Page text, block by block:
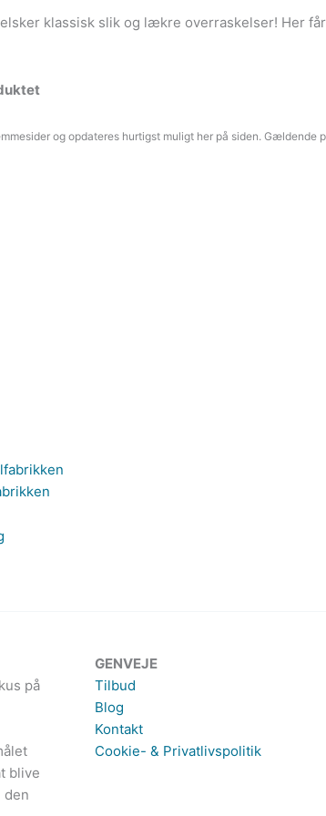
klassisk slik og lækre overraskelser! Her
og opdateres hurtigst muligt her på siden.
på
blive
den
GENVEJE
Tilbud
Blog
Kontakt
Cookie- & Privatlivspolitik